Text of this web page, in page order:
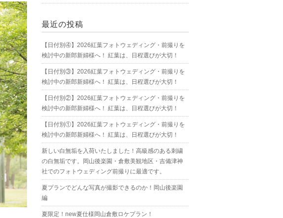
最近の投稿
【日付別④】2026紅葉フォトウェディング・前撮りを
検討中の新郎新婦様へ！ 紅葉は、日程選びが大切！
【日付別③】2026紅葉フォトウェディング・前撮りを
検討中の新郎新婦様へ！ 紅葉は、日程選びが大切！
【日付別②】2026紅葉フォトウェディング・前撮りを
検討中の新郎新婦様へ！ 紅葉は、日程選びが大切！
【日付別①】2026紅葉フォトウェディング・前撮りを
検討中の新郎新婦様へ！ 紅葉は、日程選びが大切！
新しい白無垢を入荷いたしました！高級感のある刺繍
の白無垢です。岡山後楽園・倉敷美観地区・吉備津神
社でのフォトウェディング前撮りに最適です。
夏プランでどんな写真が撮影できるのか！岡山後楽園
編
夏限定！new夏仕様岡山倉敷ロケプラン！